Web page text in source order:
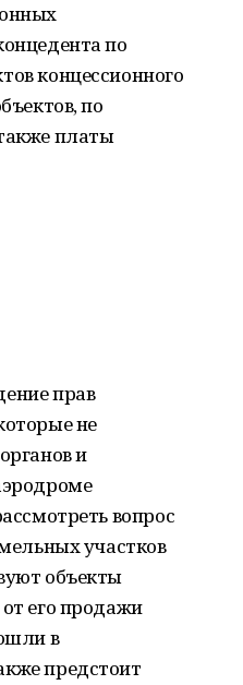
по
концессионного
по
платы
прав
не
и
вопрос
участков
объекты
его продажи
в
предстоит